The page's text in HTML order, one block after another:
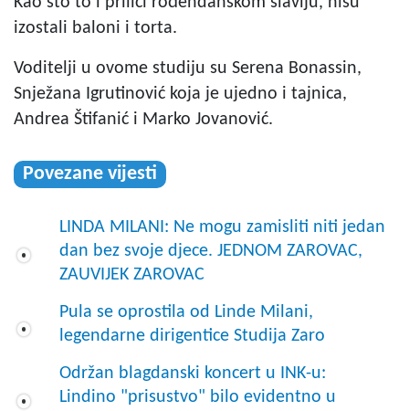
izostali baloni i torta.
Voditelji u ovome studiju su Serena Bonassin,
Snježana Igrutinović koja je ujedno i tajnica,
Andrea Štifanić i Marko Jovanović.
Povezane vijesti
LINDA MILANI: Ne mogu zamisliti niti jedan
dan bez svoje djece. JEDNOM ZAROVAC,
ZAUVIJEK ZAROVAC
Pula se oprostila od Linde Milani,
legendarne dirigentice Studija Zaro
Održan blagdanski koncert u INK-u:
Lindino "prisustvo" bilo evidentno u